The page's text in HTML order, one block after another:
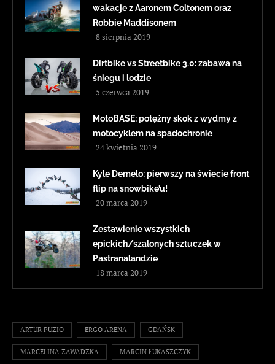
wakacje z Aaronem Coltonem oraz
Robbie Maddisonem
8 sierpnia 2019
Dirtbike vs Streetbike 3.0: zabawa na
śniegu i lodzie
5 czerwca 2019
MotoBASE: potężny skok z wydmy z
motocyklem na spadochronie
24 kwietnia 2019
Kyle Demelo: pierwszy na świecie front
flip na snowbike’u!
20 marca 2019
Zestawienie wszystkich
epickich/szalonych sztuczek w
Pastranalandzie
18 marca 2019
ARTUR PUZIO ERGO ARENA GDAŃSK
MARCELINA ZAWADZKA MARCIN ŁUKASZCZYK